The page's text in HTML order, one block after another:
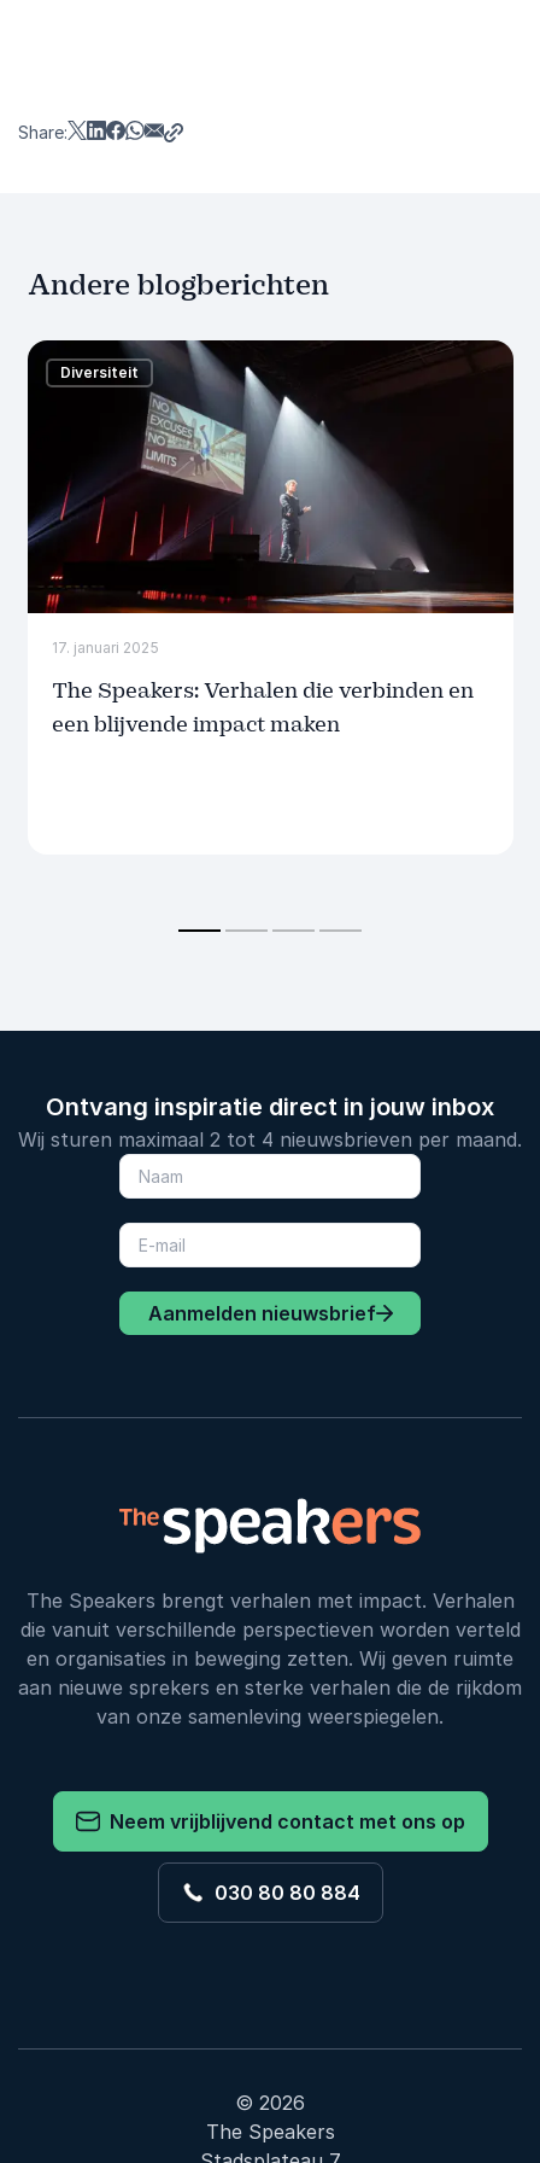
Share:
Andere blogberichten
17. januari 2025
The Speakers: Verhalen die verbinden en
een blijvende impact maken
Diversiteit
Ontvang inspiratie direct in jouw inbox
Wij sturen maximaal 2 tot 4 nieuwsbrieven per maand.
Aanmelden nieuwsbrief
The Speakers brengt verhalen met impact. Verhalen
die vanuit verschillende perspectieven worden verteld
en organisaties in beweging zetten. Wij geven ruimte
aan nieuwe sprekers en sterke verhalen die de rijkdom
van onze samenleving weerspiegelen.
Neem vrijblijvend contact met ons op
030 80 80 884
© 2026
The Speakers